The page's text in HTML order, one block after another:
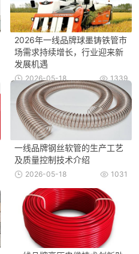
2026年一线品牌球墨铸铁管市
场需求持续增长，行业迎来新
发展机遇
1339
2026-05-18
一线品牌钢丝软管的生产工艺
及质量控制技术介绍
1031
2026-05-18